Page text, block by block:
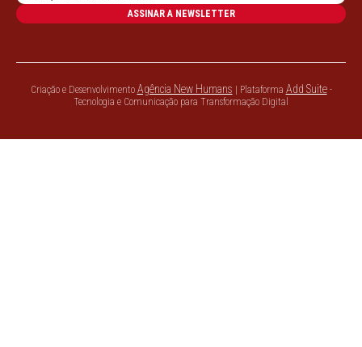
ASSINAR A NEWSLETTER
Criação e Desenvolvimento Agência New Humans | Plataforma Add Suite-
Tecnologia e Comunicação para Transformação Digital